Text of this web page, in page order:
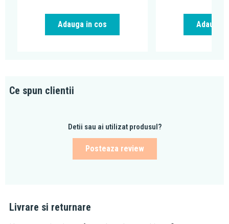
Adauga in cos Adauga
Ce spun clientii
Detii sau ai utilizat produsul?
Posteaza review
Livrare si returnare